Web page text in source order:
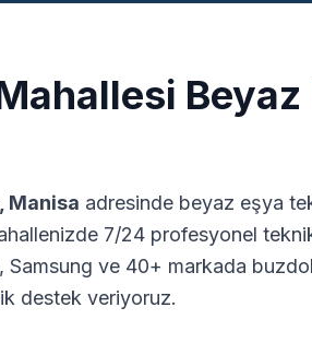
Manisa adresinde beyaz eşya
7/24 profesyonel
Samsung ve 40+ markada
destek veriyoruz.